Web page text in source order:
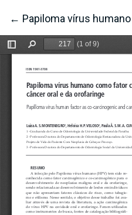
← Voltar aos Detalhes do
Papiloma vírus